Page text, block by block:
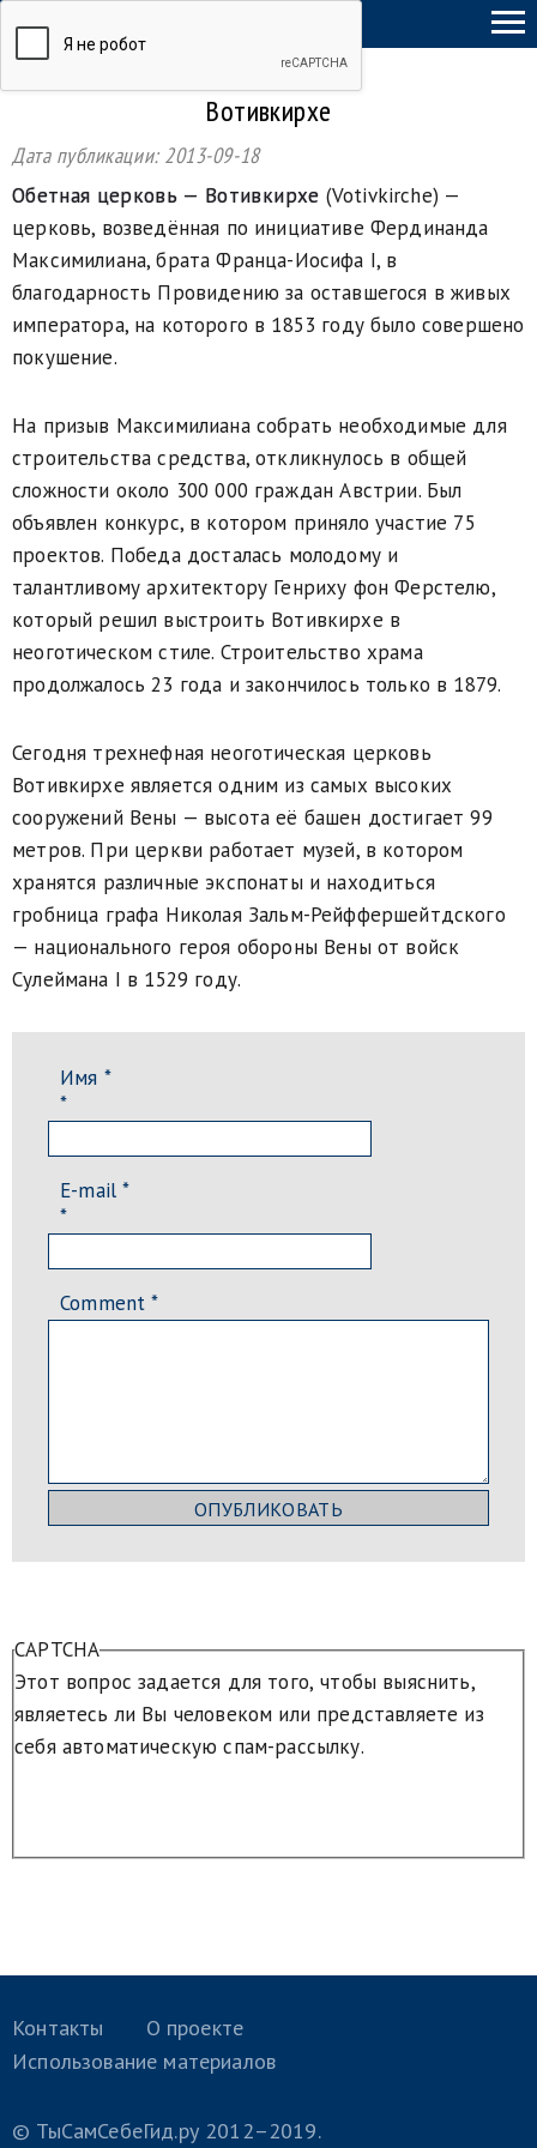
ТыСамСебеГид
Вотивкирхе
Дата публикации: 2013-09-18
Обетная церковь — Вотивкирхе (Votivkirche) —
церковь, возведённая по инициативе Фердинанда
Максимилиана, брата Франца-Иосифа I, в
благодарность Провидению за оставшегося в живых
императора, на которого в 1853 году было совершено
покушение.
На призыв Максимилиана собрать необходимые для
строительства средства, откликнулось в общей
сложности около 300 000 граждан Австрии. Был
объявлен конкурс, в котором приняло участие 75
проектов. Победа досталась молодому и
талантливому архитектору Генриху фон Ферстелю,
который решил выстроить Вотивкирхе в
неоготическом стиле. Строительство храма
продолжалось 23 года и закончилось только в 1879.
Сегодня трехнефная неоготическая церковь
Вотивкирхе является одним из самых высоких
сооружений Вены — высота её башен достигает 99
метров. При церкви работает музей, в котором
хранятся различные экспонаты и находиться
гробница графа Николая Зальм-Рейффершейтдского
— национального героя обороны Вены от войск
Сулеймана I в 1529 году.
Имя *
*
E-mail *
*
Comment*
CAPTCHA
Этот вопрос задается для того, чтобы выяснить,
являетесь ли Вы человеком или представляете из
себя автоматическую спам-рассылку.
Контакты
О проекте
Использование материалов
© ТыСамСебеГид.ру 2012–2019.